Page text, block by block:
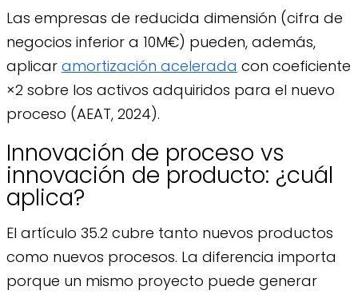
Las empresas de reducida dimensión (cifra de
negocios inferior a 10M€) pueden, además,
aplicar amortización acelerada con coeficiente
×2 sobre los activos adquiridos para el nuevo
proceso (AEAT, 2024).
Innovación de proceso vs
innovación de producto: ¿cuál
aplica?
El artículo 35.2 cubre tanto nuevos productos
como nuevos procesos. La diferencia importa
porque un mismo proyecto puede generar